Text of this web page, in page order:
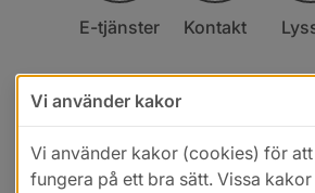
E-tjänster Kontakt
Vi använder kakor
Vi använder kakor (cookies) för
fungera på ett bra sätt. Vissa